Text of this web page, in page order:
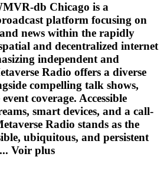
db Chicago is a
platform focusing on
news within the rapidly
and decentralized internet
independent and
Radio offers a diverse
compelling talk shows,
coverage. Accessible
smart devices, and a call-
Radio stands as the
ubiquitous, and persistent
Voir plus